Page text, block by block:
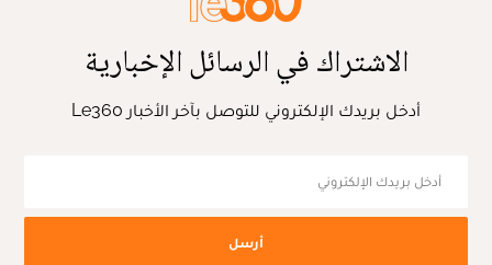
الاشتراك في الرسائل الإخبارية
أدخل بريدك الإلكتروني للتوصل بآخر الأخبار Le360
أرسل